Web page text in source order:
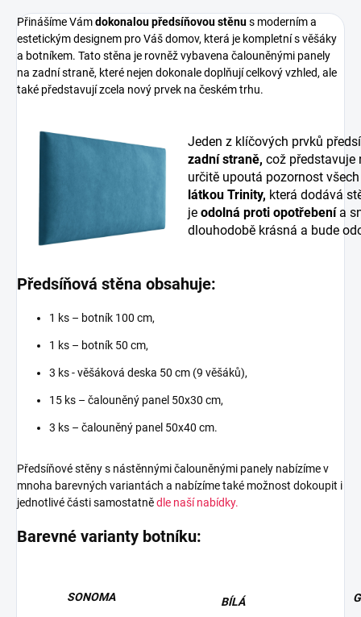
Přinášíme Vámdokonalou předsíňovou stěnus moderním a
estetickým designem pro Váš domov, která je kompletní s věšáky
a botníkem. Tato stěna je rovněž vybavena čalouněnými panely
na zadní straně, které nejen dokonale doplňují celkový vzhled, ale
také představují zcela nový prvek na českém trhu.
Jeden z klíčových prvků
zadní straně, což
určitě upoutá pozornost
látkou Trinity, která dodává
je odolná proti opotřebenía
dlouhodobě krásná a bude
Předsíňová stěna obsahuje:
1 ks – botník 100 cm,
1 ks – botník 50 cm,
3 ks - věšáková deska 50 cm (9 věšáků),
15 ks – čalouněný panel 50x30 cm,
3 ks – čalouněný panel 50x40 cm.
Předsíňové stěny s nástěnnými čalouněnými panely nabízíme v
mnoha barevných variantách a nabízíme také možnost dokoupit i
jednotlivé části samostatnědle naší nabídky.
Barevné varianty botníku:
SONOMA BÍLÁ